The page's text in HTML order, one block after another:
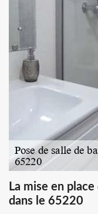
La mise en
dans le 65220